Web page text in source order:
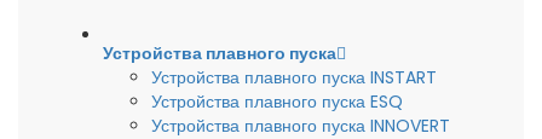
Устройства плавного пуска
Устройства плавного пуска INSTART
Устройства плавного пуска ESQ
Устройства плавного пуска INNOVERT